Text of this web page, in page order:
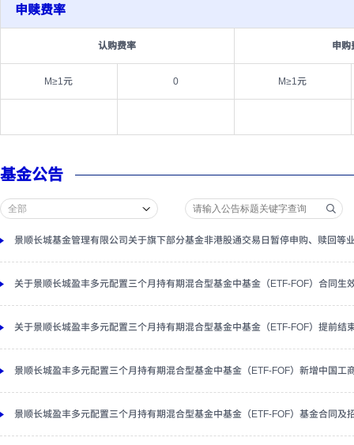
申赎费率
认购费率 申购
M≥1元 0 M≥1元
基金公告
景顺长城基金管理有限公司关于旗下部分基金非港股通交易日暂停申购、赎回等
关于景顺长城盈丰多元配置三个月持有期混合型基金中基金（ETF-FOF）合同生
关于景顺长城盈丰多元配置三个月持有期混合型基金中基金（ETF-FOF）提前结
景顺长城盈丰多元配置三个月持有期混合型基金中基金（ETF-FOF）新增中国工
景顺长城盈丰多元配置三个月持有期混合型基金中基金（ETF-FOF）基金合同及